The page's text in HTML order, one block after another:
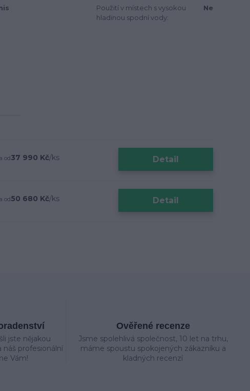
Použití v místech s vysokou
hladinou spodní vody:
Ne
od37 990 Kč/ks Detail
od50 680 Kč/ks Detail
jste nějakou
náš profesionální
Vám!
Ověřené recenze
Jsme spolehlivá společnost, 10 let na trhu,
máme spoustu spokojených zákazníku a
kladných recenzí